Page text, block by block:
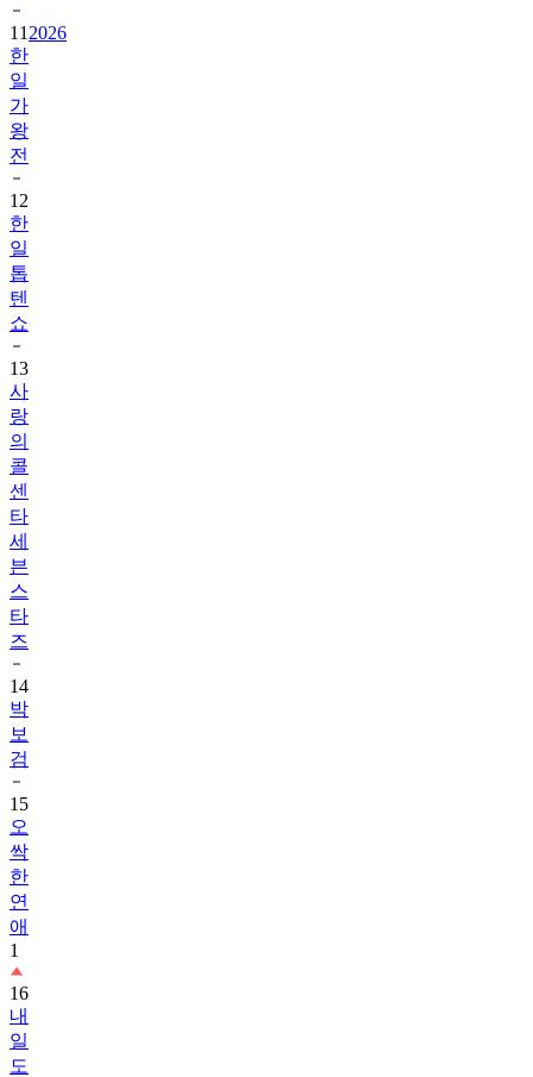
11 2026
한
일
가
왕
전
12
한
일
톱
텐
쇼
13
사
랑
의
콜
센
타
세
븐
스
타
즈
14
박
보
검
15
오
싹
한
연
애
1
16
내
일
도